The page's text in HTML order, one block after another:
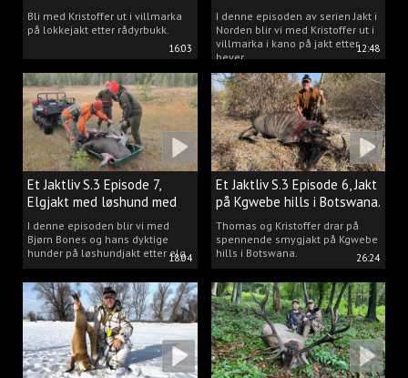
16:03
villmarka.
Bli med Kristoffer ut i villmarka
på lokkejakt etter rådyrbukk.
12:48
I denne episoden av serien Jakt i
Norden blir vi med Kristoffer ut i
villmarka i kano på jakt etter
bever.
18:04
Et Jaktliv S.3 Episode 7,
Elgjakt med løshund med
Bjørn Bones.
I denne episoden blir vi med
Bjørn Bones og hans dyktige
hunder på løshundjakt etter elg.
26:24
Et Jaktliv S.3 Episode 6, Jakt
på Kgwebe hills i Botswana.
Thomas og Kristoffer drar på
spennende smygjakt på Kgwebe
hills i Botswana.